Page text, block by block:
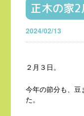
正木の家2
2024/02/13
２月３日。
今年の節分も、豆
た。